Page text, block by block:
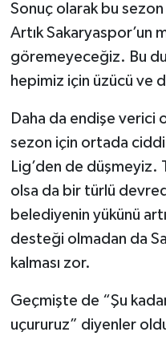
Sonuç olarak bu
Artık Sakaryaspor’un
göremeyeceğiz. Bu
hepimiz için üzücü ve
Daha da endişe verici
sezon için ortada
Lig’den de düşmeyiz.
olsa da bir türlü
belediyenin yükünü
desteği olmadan da
kalması zor.
Geçmişte de “Şu
uçururuz” diyenler